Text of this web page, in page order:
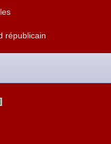
républicain